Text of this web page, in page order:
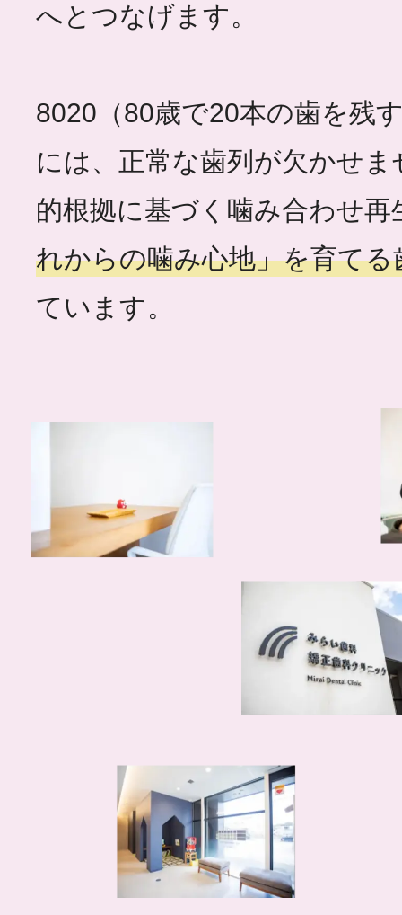
へとつなげます。
8020（80歳で20本の歯を残
には、正常な歯列が欠かせ
的根拠に基づく噛み合わせ再
れからの噛み心地」を育てる
ています。